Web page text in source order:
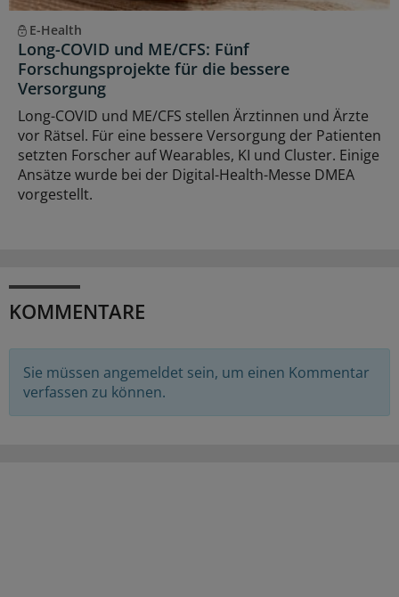
E-Health
Long-COVID und ME/CFS: Fünf
Forschungsprojekte für die bessere
Versorgung
Long-COVID und ME/CFS stellen Ärztinnen und Ärzte
vor Rätsel. Für eine bessere Versorgung der Patienten
setzten Forscher auf Wearables, KI und Cluster. Einige
Ansätze wurde bei der Digital-Health-Messe DMEA
vorgestellt.
KOMMENTARE
Sie müssen angemeldet sein, um einen Kommentar
verfassen zu können.